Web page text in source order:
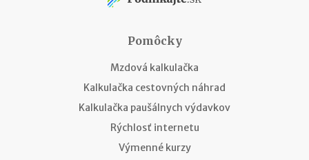
Pomôcky
Mzdová kalkulačka
Kalkulačka cestovných náhrad
Kalkulačka paušálnych výdavkov
Rýchlosť internetu
Výmenné kurzy